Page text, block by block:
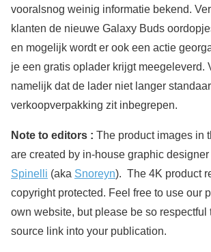
vooralsnog weinig informatie bekend.
klanten de nieuwe Galaxy Buds
en mogelijk wordt er ook een actie
je een gratis oplader krijgt meegeleverd.
namelijk dat de lader niet langer
verkoopverpakking zit inbegrepen.
Note to editors : The product images in
are created by in-house graphic designer
Spinelli (aka Snoreyn). The 4K product
copyright protected. Feel free to use our
own website, but please be so respectful
source link into your publication.